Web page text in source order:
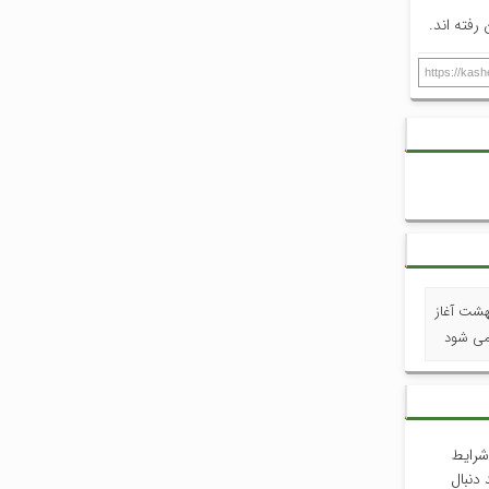
اند.
https://
باز به طور رسمی از امروز ۲۷ اردیبهشت آغاز
می شود